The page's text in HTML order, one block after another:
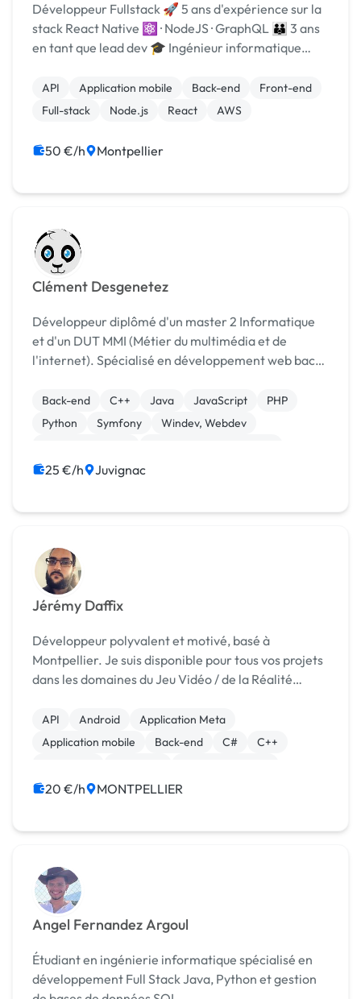
Développeur Fullstack 🚀 5 ans d'expérience sur la
stack React Native ⚛ · NodeJS · GraphQL 👪 3 ans
en tant que lead dev 🎓 Ingénieur informatique
React Native : features, amélioration des perfs,...
API Application mobile Back-end
Front-end
Full-stack
Node.js React AWS
50 €/h Montpellier
Clément Desgenetez
Développeur diplômé d'un master 2 Informatique
et d'un DUT MMI (Métier du multimédia et de
l'internet). Spécialisé en développement web back
(Java, C/C++, C#, python...). Disponible pour tous
t...
Back-end C++ Java JavaScript
PHP
Python
Symfony
Windev, Webdev
25 €/h Juvignac
Jérémy Daffix
Développeur polyvalent et motivé, basé à
Montpellier. Je suis disponible pour tous vos projets
dans les domaines du Jeu Vidéo / de la Réalité
Résumé de mon parcours : DUT Informatique. L...
API Android
Application Meta
Application mobile
Back-end C#
C++
20 €/h MONTPELLIER
Angel Fernandez Argoul
Étudiant en ingénierie informatique spécialisé en
développement Full Stack Java, Python et gestion